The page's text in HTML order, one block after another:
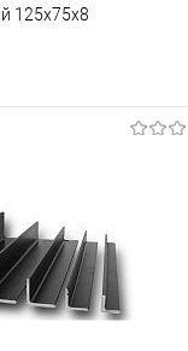
125х75х8
Сравнение
Под заказ